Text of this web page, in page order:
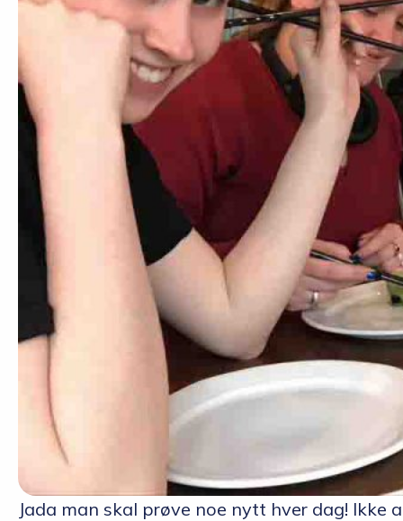
Jada man skal prøve noe nytt hver dag!